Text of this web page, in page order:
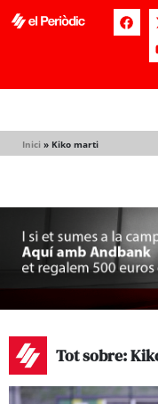
Inici » Kiko marti
Tot sobre: